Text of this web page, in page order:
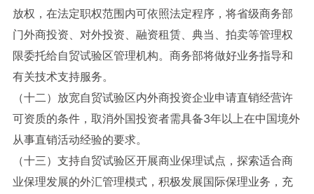
放权，在法定职权范围内可依照法定程序，将省级商务部
门外商投资、对外投资、融资租赁、典当、拍卖等管理权
限委托给自贸试验区管理机构。商务部将做好业务指导和
有关技术支持服务。
（十二）放宽自贸试验区内外商投资企业申请直销经营许
可资质的条件，取消外国投资者需具备3年以上在中国境外
从事直销活动经验的要求。
（十三）支持自贸试验区开展商业保理试点，探索适合商
业保理发展的外汇管理模式，积极发展国际保理业务，充